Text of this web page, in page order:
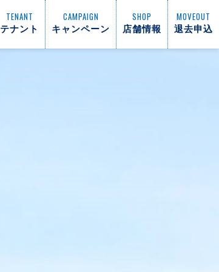
TENANT
テナント
CAMPAIGN
キャンペーン
SHOP
店舗情報
MOVEOUT
退去申込